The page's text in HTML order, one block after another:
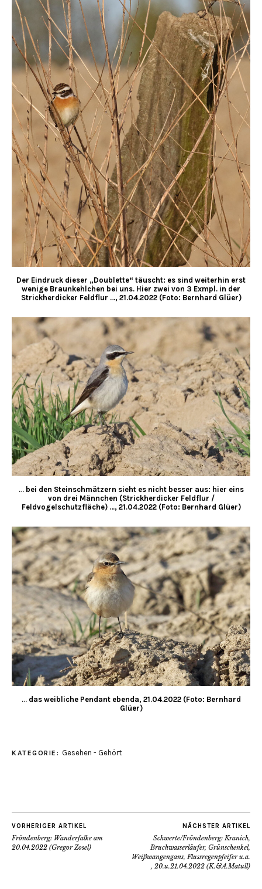
Der Eindruck dieser „Doublette“ täuscht: es sind weiterhin erst
wenige Braunkehlchen bei uns. Hier zwei von 3 Exmpl. in der
Strickherdicker Feldflur …, 21.04.2022 (Foto: Bernhard Glüer)
… bei den Steinschmätzern sieht es nicht besser aus: hier eins
von drei Männchen (Strickherdicker Feldflur /
Feldvogelschutzfläche) …, 21.04.2022 (Foto: Bernhard Glüer)
… das weibliche Pendant ebenda, 21.04.2022 (Foto: Bernhard
Glüer)
KATEGORIE: Gesehen - Gehört
VORHERIGER ARTIKEL
Fröndenberg: Wanderfalke am
20.04.2022 (Gregor Zosel)
NÄCHSTER ARTIKEL
Schwerte/Fröndenberg: Kranich,
Bruchwasserläufer, Grünschenkel,
Weißwangengans, Flussregenpfeifer u.a.
, 20.u.21.04.2022 (K.&A.Matull)